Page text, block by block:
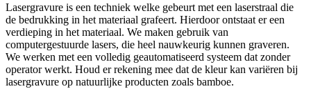
Lasergravure is een techniek welke gebeurt met een laserstraal die
de bedrukking in het materiaal grafeert. Hierdoor ontstaat er een
verdieping in het materiaal. We maken gebruik van
computergestuurde lasers, die heel nauwkeurig kunnen graveren.
We werken met een volledig geautomatiseerd systeem dat zonder
operator werkt. Houd er rekening mee dat de kleur kan variëren bij
lasergravure op natuurlijke producten zoals bamboe.